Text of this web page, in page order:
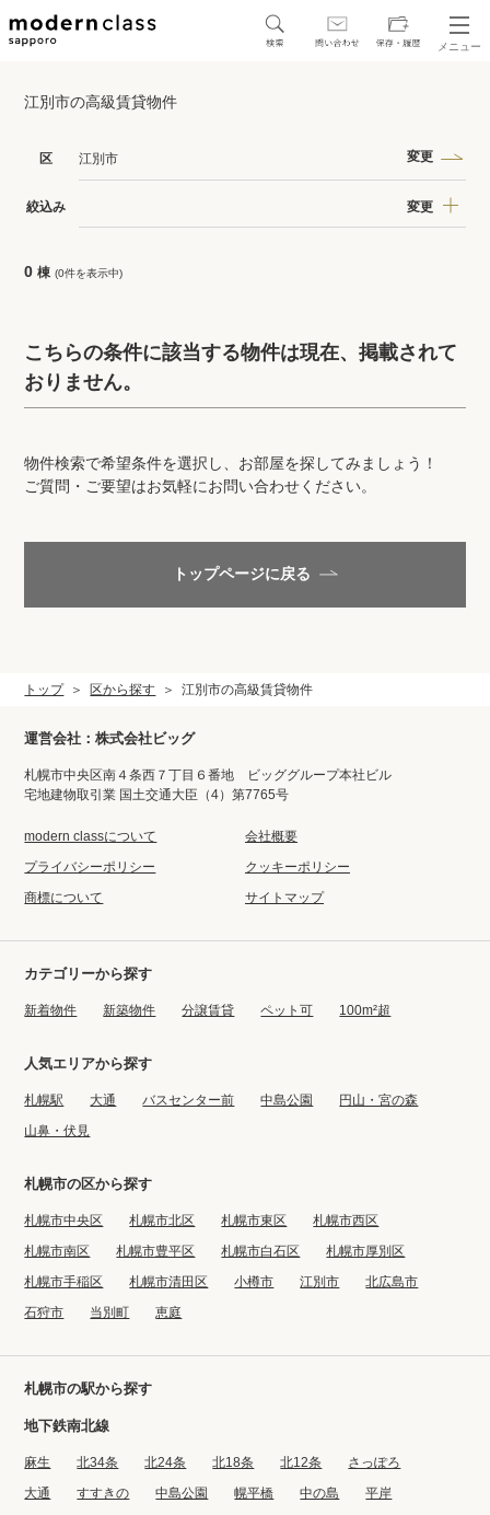
メニュー
人気エリアから探す
アクセスランキング
保存した物件
来店予約
高級賃貸物件コラム modern classについて
高級賃貸物件トピック 会社概要
江別市の高級賃貸物件
区 江別市 変更
絞込み 変更
0 棟 (0件を表示中)
こちらの条件に該当する物件は現在、掲載されて
おりません。
物件検索で希望条件を選択し、お部屋を探してみましょう！
ご質問・ご要望はお気軽にお問い合わせください。
トップページに戻る
トップ 区から探す 江別市の高級賃貸物件
運営会社：株式会社ビッグ
札幌市中央区南４条西７丁目６番地 ビッググループ本社ビル
宅地建物取引業 国土交通大臣（4）第7765号
modern classについて
会社概要
プライバシーポリシー
クッキーポリシー
商標について
サイトマップ
カテゴリーから探す
新着物件 新築物件 分譲賃貸 ペット可 100m²超
人気エリアから探す
札幌駅 大通 バスセンター前 中島公園
円山・宮の森
山鼻・伏見
札幌市の区から探す
札幌市中央区 札幌市北区 札幌市東区
札幌市西区
札幌市南区
札幌市豊平区 札幌市白石区
札幌市厚別区
札幌市手稲区
札幌市清田区 小樽市 江別市
北広島市
石狩市
当別町 恵庭
札幌市の駅から探す
地下鉄南北線
麻生 北34条 北24条 北18条 北12条
さっぽろ
大通
すすきの 中島公園 幌平橋 中の島
平岸